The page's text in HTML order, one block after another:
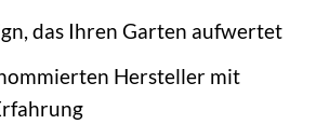
das Ihren Garten aufwertet
Hersteller mit